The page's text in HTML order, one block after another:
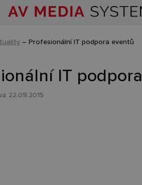
– Profesionální IT podpora eventů
IT
22.09.2015